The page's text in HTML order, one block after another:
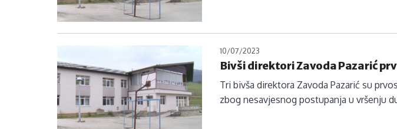
10/07/2023
Bivši direktori Zavoda Pazarić
Tri bivša direktora Zavoda Pazarić su
zbog nesavjesnog postupanja u vršenju